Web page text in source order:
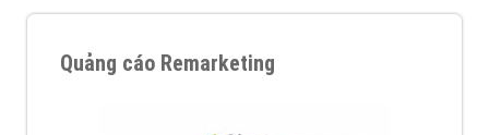
Quảng cáo Remarketing